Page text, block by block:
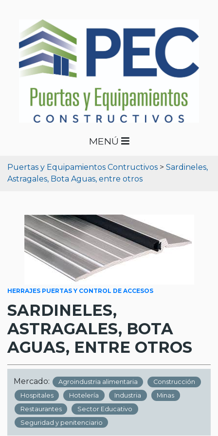
MENÚ
Puertas y Equipamientos Contructivos > Sardineles,
Astragales, Bota Aguas, entre otros
HERRAJES PUERTAS Y CONTROL DE ACCESOS
SARDINELES,
ASTRAGALES, BOTA
AGUAS, ENTRE OTROS
Mercado: Agroindustria alimentaria
Construcción
Hospitales
Hotelería Industria
Minas
Restaurantes
Sector Educativo
Seguridad y penitenciario